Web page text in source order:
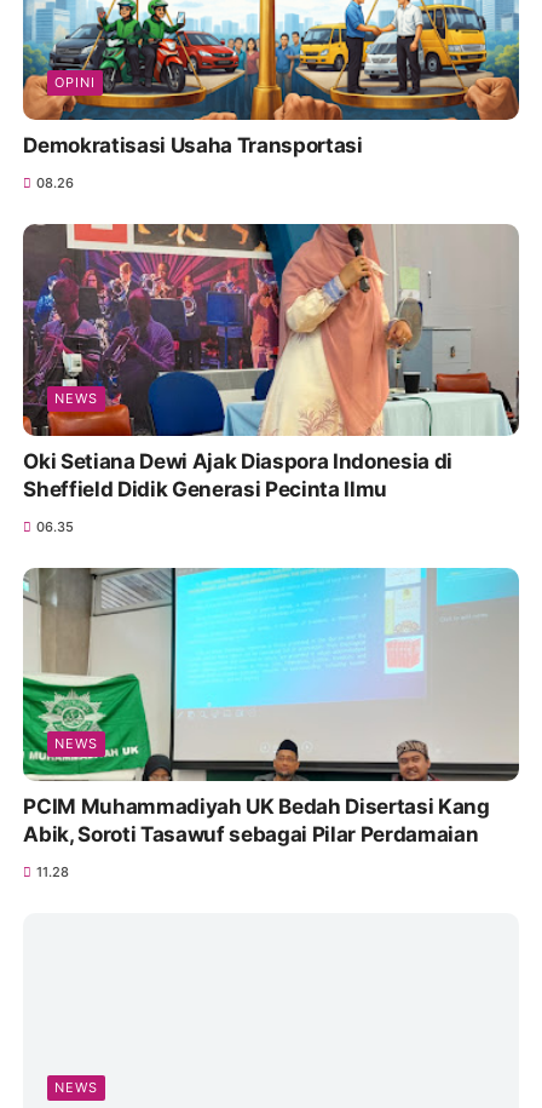
OPINI
Demokratisasi Usaha Transportasi
08.26
NEWS
Oki Setiana Dewi Ajak Diaspora Indonesia di
Sheffield Didik Generasi Pecinta Ilmu
06.35
NEWS
PCIM Muhammadiyah UK Bedah Disertasi Kang
Abik, Soroti Tasawuf sebagai Pilar Perdamaian
11.28
NEWS